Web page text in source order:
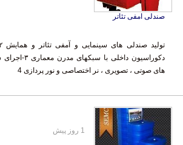
صندلی امفی تئاتر
های صوتی ، تصویری ، نر اختصاصی و نور پردازی 4
1 روز پیش